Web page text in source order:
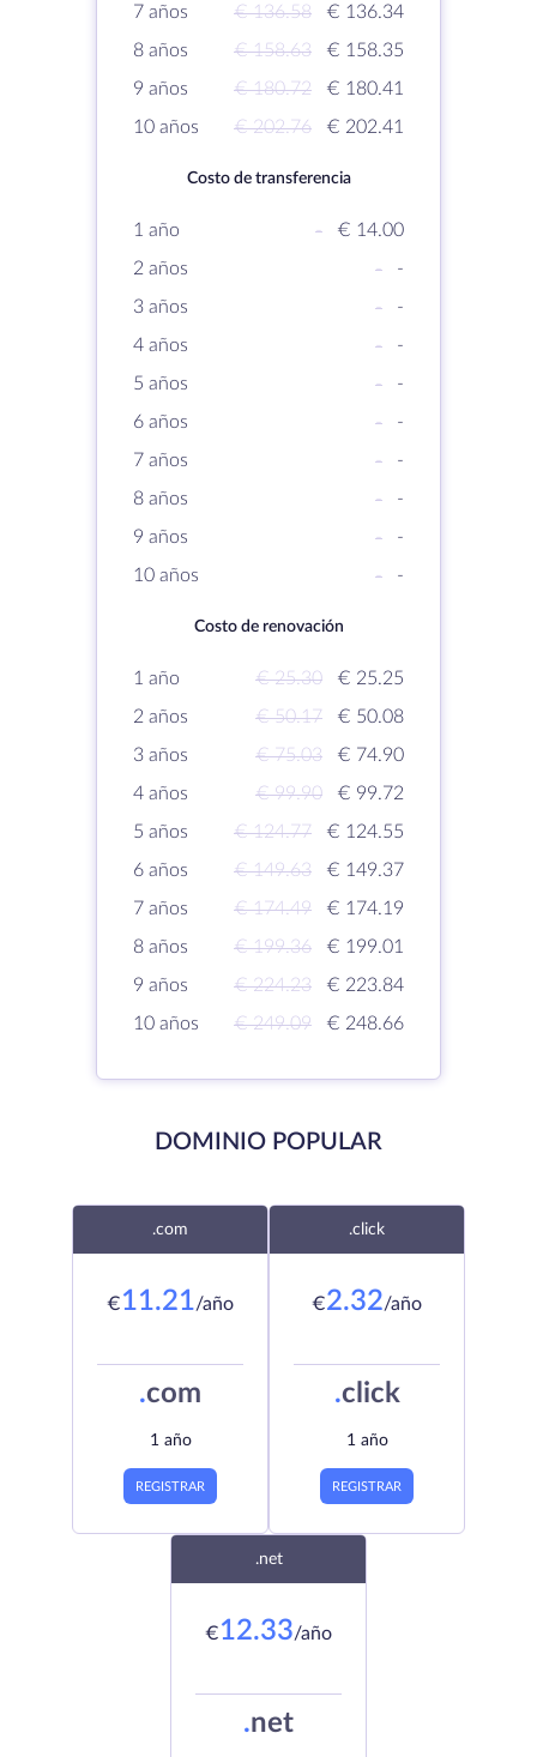
7 años
€ 136.58
€ 136.34
8 años
€ 158.63
€ 158.35
9 años
€ 180.72
€ 180.41
10 años
€ 202.76 € 202.41
Costo de transferencia
1 año -
€ 14.00
2 años
-
-
3 años
-
-
4 años
-
-
5 años
-
-
6 años
-
-
7 años
-
-
8 años
-
-
9 años
-
-
10 años
- -
Costo de renovación
1 año € 25.30
€ 25.25
2 años
€ 50.17
€ 50.08
3 años
€ 75.03
€ 74.90
4 años
€ 99.90
€ 99.72
5 años
€ 124.77
€ 124.55
6 años
€ 149.63
€ 149.37
7 años
€ 174.49
€ 174.19
8 años
€ 199.36
€ 199.01
9 años
€ 224.23
€ 223.84
10 años
€ 249.09 € 248.66
DOMINIO POPULAR
.com
€11.21/año
.com
1 año
REGISTRAR
.click
€2.32/año
.click
1 año
REGISTRAR
.net
€12.33/año
.net